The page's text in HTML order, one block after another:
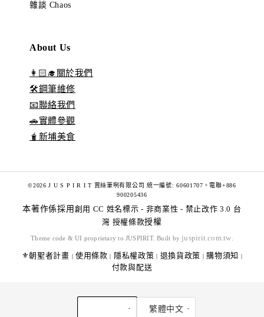
雜談 Chaos
About Us
👩🏻‍🎓關於我們
🛠️鋼筆維修
📧聯絡我們
🚗實體參觀
🧋新埔美食
©2026 J U S P I R I T 賈絲筆咧有限公司 統一編號: 60601707。電聯+886
900205436
本著作係採用 創用 CC 姓名標示 - 非商業性 - 禁止改作 3.0 台
灣 授權條款授權
Theme code & UI proprietary to JUSPIRIT. Built by juspirit.com.tw
⚜️朝聖者計畫 | 使用條款 | 隱私權政策 | 退換貨政策 | 購物須知 |
付款與配送